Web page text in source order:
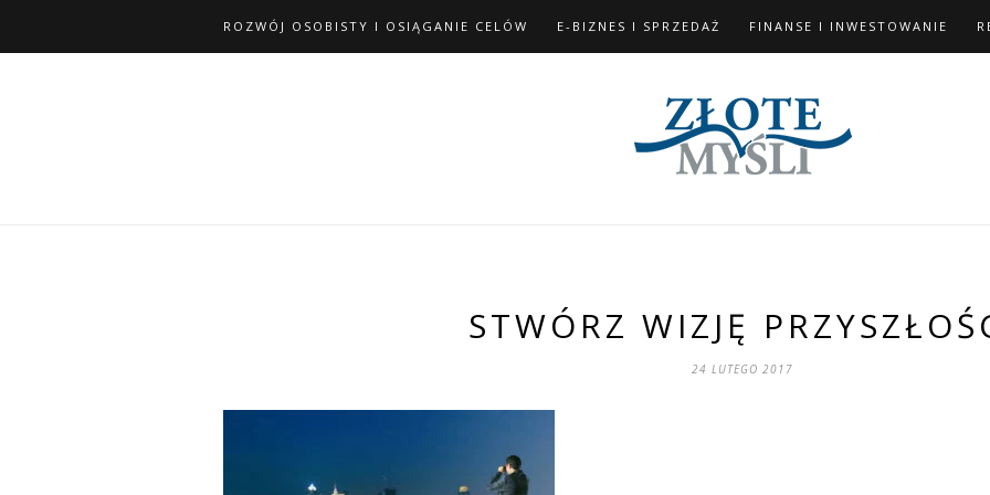
ROZWÓJ OSOBISTY I OSIĄGANIE CELÓW E-BIZNES I SPRZEDAŻ FINANSE I INWESTOWANIE
STWÓRZ WIZJĘ
24 LUTEGO 2017